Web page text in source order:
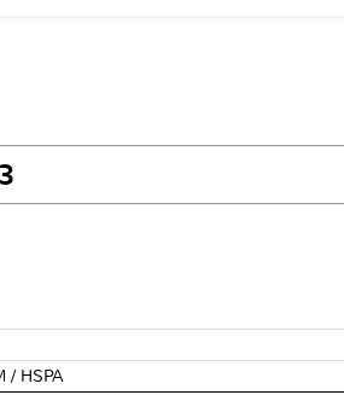
/ HSPA